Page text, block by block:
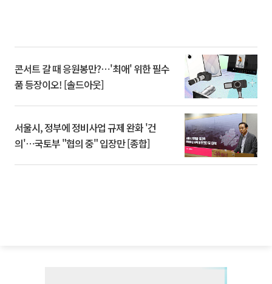
콘서트 갈 때 응원봉만?⋯'최애' 위한 필수
품 등장이오! [솔드아웃]
서울시, 정부에 정비사업 규제 완화 '건
의'⋯국토부 "협의 중" 입장만 [종합]